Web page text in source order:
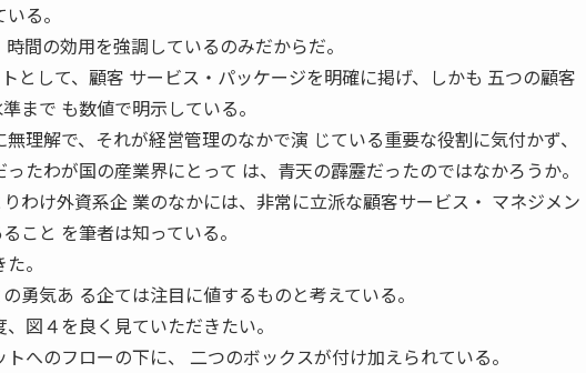
る。
間の効用を強調しているのみだからだ。
として、顧客 サービス・パッケージを明確に掲げ、しかも 五つの顧客
まで も数値で明示している。
理解で、それが経営管理のなかで演 じている重要な役割に気付かず、
たわが国の産業界にとって は、青天の霹靂だったのではなかろうか。
わけ外資系企 業のなかには、非常に立派な顧客サービス・ マネジメン
こと を筆者は知っている。
。
勇気あ る企ては注目に値するものと考えている。
図４を良く見ていただきたい。
へのフローの下に、 二つのボックスが付け加えられている。